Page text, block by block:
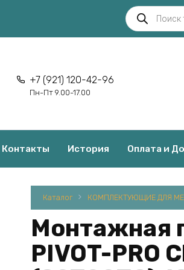
Поиск
товаров
+7 (921) 120-42-96
Пн-Пт 9.00-17.00
Контакты История Оплата и
Каталог КОМПЛЕКТУЮЩИЕ ДЛЯ
Монтажная
PIVOT-PRO